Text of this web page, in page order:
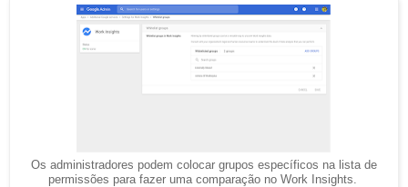
Os administradores podem colocar grupos específicos na lista de
permissões para fazer uma comparação no Work Insights.